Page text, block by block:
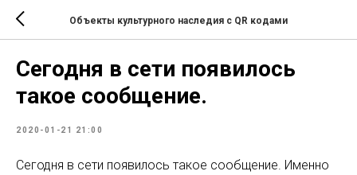
Объекты культурного наследия с QR кодами
Сегодня в сети появилось
такое сообщение.
2020-01-21 21:00
Сегодня в сети появилось такое сообщение. Именно